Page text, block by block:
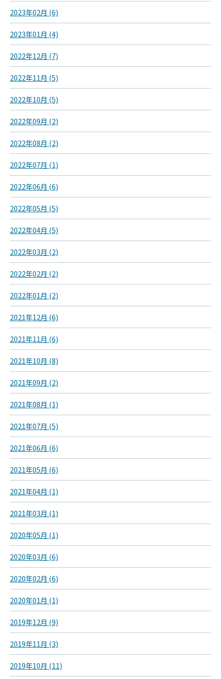
2023年02月 (6)
2023年01月 (4)
2022年12月 (7)
2022年11月 (5)
2022年10月 (5)
2022年09月 (2)
2022年08月 (2)
2022年07月 (1)
2022年06月 (6)
2022年05月 (5)
2022年04月 (5)
2022年03月 (2)
2022年02月 (2)
2022年01月 (2)
2021年12月 (6)
2021年11月 (6)
2021年10月 (8)
2021年09月 (2)
2021年08月 (1)
2021年07月 (5)
2021年06月 (6)
2021年05月 (6)
2021年04月 (1)
2021年03月 (1)
2020年05月 (1)
2020年03月 (6)
2020年02月 (6)
2020年01月 (1)
2019年12月 (9)
2019年11月 (3)
2019年10月 (11)